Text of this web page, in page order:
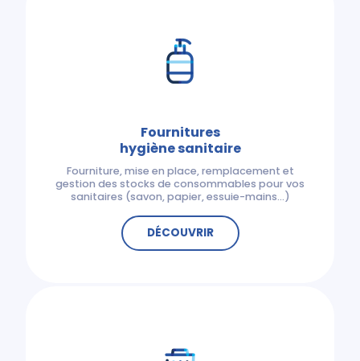
Fournitures
hygiène sanitaire
Fourniture, mise en place, remplacement et
gestion des stocks de consommables pour vos
sanitaires (savon, papier, essuie-mains…)
DÉCOUVRIR